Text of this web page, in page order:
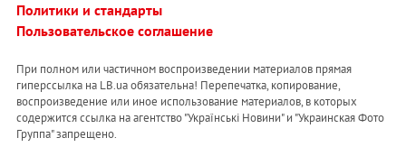
Политики и стандарты
Пользовательское соглашение
При полном или частичном воспроизведении материалов прямая
гиперссылка на LB.ua обязательна! Перепечатка, копирование,
воспроизведение или иное использование материалов, в которых
содержится ссылка на агентство "Українськi Новини" и "Украинская Фото
Группа" запрещено.